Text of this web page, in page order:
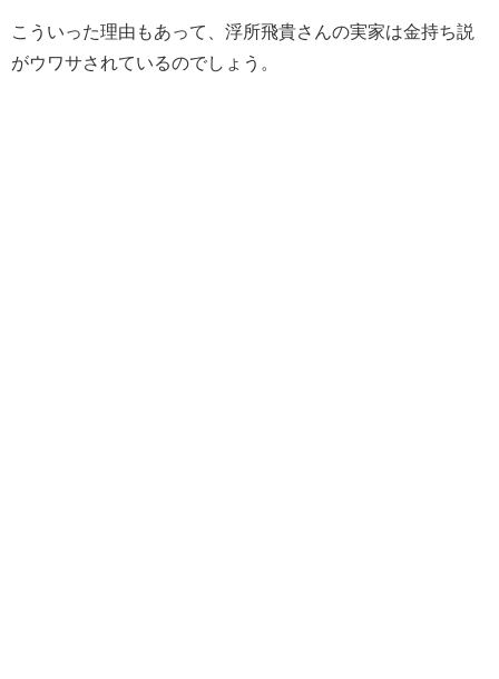
こういった理由もあって、浮所飛貴さんの実家は金持ち説
がウワサされているのでしょう。